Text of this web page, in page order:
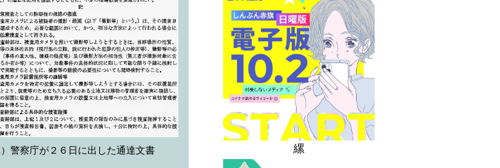
）警察庁が２６日に出した通達文書 縲